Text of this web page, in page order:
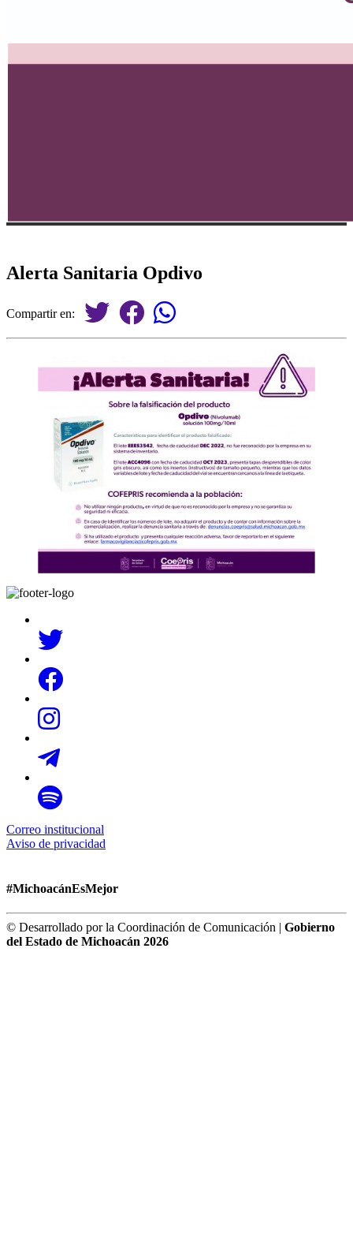
Alerta Sanitaria Opdivo
Compartir en:
Correo institucional
Aviso de privacidad
#MichoacánEsMejor
© Desarrollado por la Coordinación de Comunicación | Gobierno
del Estado de Michoacán 2026